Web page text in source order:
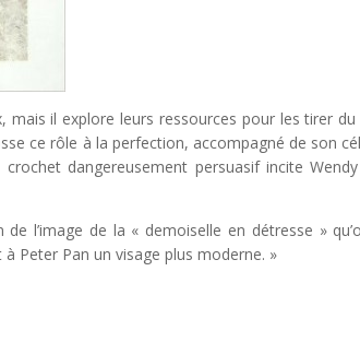
mais il explore leurs ressources pour les tirer
ce rôle à la perfection, accompagné de son
dangereusement persuasif incite
l’image de la « demoiselle en détresse »
à Peter Pan un visage plus moderne. »